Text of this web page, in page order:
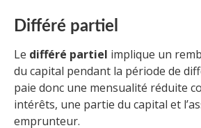
Différé partiel
Le différé partiel implique un
du capital pendant la période de
paie donc une mensualité réduite
intérêts, une partie du capital et
emprunteur.